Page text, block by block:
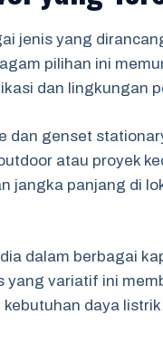
jenis yang
pilihan ini
dan lingkungan
genset
atau proyek
jangka panjang di
dalam berbagai
yang variatif ini
daya